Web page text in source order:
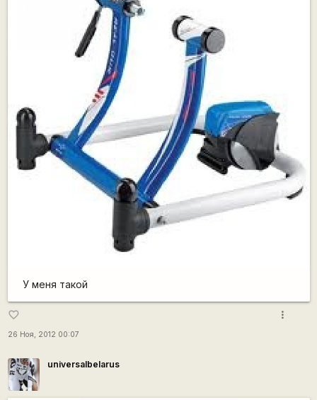
У меня такой
favorite_border
26 Ноя, 2012 00:07
more_vert
universalbelarus